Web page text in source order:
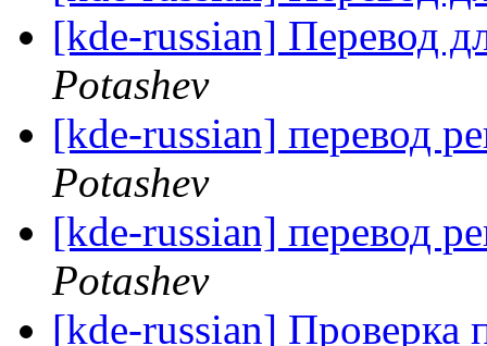
[kde-russian] Перевод
Potashev
[kde-russian] перевод
Potashev
[kde-russian] перевод
Potashev
[kde-russian] Проверка